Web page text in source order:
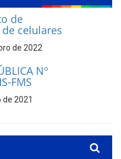
de
celulares
de 2022
Nº
FMS
de 2021